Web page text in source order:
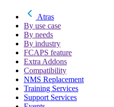
Atras
By use case
By needs
By industry
FCAPS feature
Extra Addons
Compatibility
NMS Replacement
Training Services
Support Services